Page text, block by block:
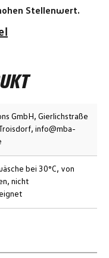
Stellenwert.
GmbH, Gierlichstraße
info@mba-
bei 30°C, von
nicht